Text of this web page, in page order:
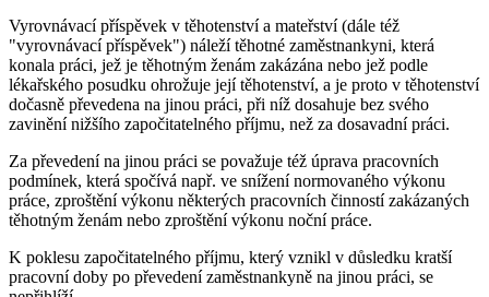
Vyrovnávací příspěvek v těhotenství a mateřství (dále též
"vyrovnávací příspěvek") náleží těhotné zaměstnankyni, která
konala práci, jež je těhotným ženám zakázána nebo jež podle
lékařského posudku ohrožuje její těhotenství, a je proto v těhotenství
dočasně převedena na jinou práci, při níž dosahuje bez svého
zavinění nižšího započitatelného příjmu, než za dosavadní práci.
Za převedení na jinou práci se považuje též úprava pracovních
podmínek, která spočívá např. ve snížení normovaného výkonu
práce, zproštění výkonu některých pracovních činností zakázaných
těhotným ženám nebo zproštění výkonu noční práce.
K poklesu započitatelného příjmu, který vznikl v důsledku kratší
pracovní doby po převedení zaměstnankyně na jinou práci, se